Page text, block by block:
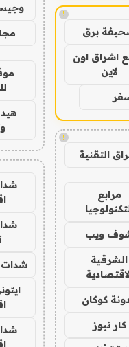
!
برق
اشراق اون
لاين
!
التقنية
مرابع
ويب
الشرقية
كوكان
كار نيوز
شدات